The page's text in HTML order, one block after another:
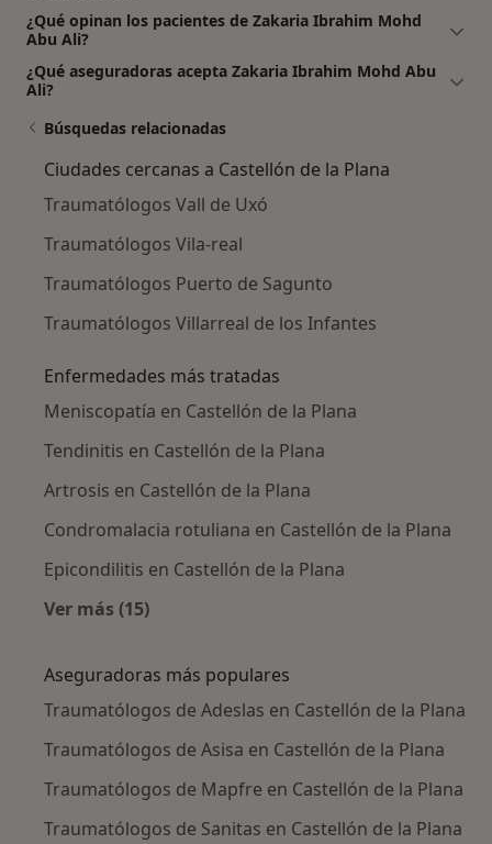
¿Qué opinan los pacientes de Zakaria Ibrahim Mohd
Abu Ali?
¿Qué aseguradoras acepta Zakaria Ibrahim Mohd Abu
Ali?
Búsquedas relacionadas
Ciudades cercanas a Castellón de la Plana
Traumatólogos Vall de Uxó
Traumatólogos Vila-real
Traumatólogos Puerto de Sagunto
Traumatólogos Villarreal de los Infantes
Enfermedades más tratadas
Meniscopatía en Castellón de la Plana
Tendinitis en Castellón de la Plana
Artrosis en Castellón de la Plana
Condromalacia rotuliana en Castellón de la Plana
Epicondilitis en Castellón de la Plana
Ver más (15)
Aseguradoras más populares
Traumatólogos de Adeslas en Castellón de la Plana
Traumatólogos de Asisa en Castellón de la Plana
Traumatólogos de Mapfre en Castellón de la Plana
Traumatólogos de Sanitas en Castellón de la Plana